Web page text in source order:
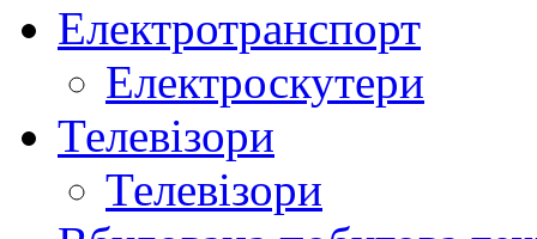
Електротранспорт
Електроскутери
Телевізори
Телевізори